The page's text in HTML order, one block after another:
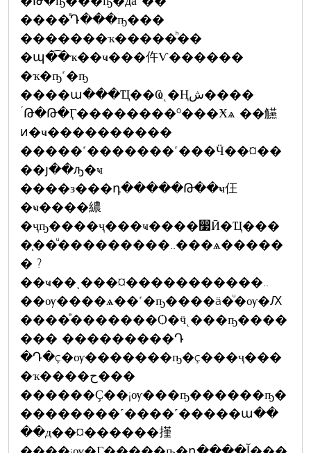
����ͤԴ���ҧ���
�������ҡ�����ͪ��
�պ�͡�ҡ��ҹ���仵Ѵ������
�ҡ�ҧ˹�ҧ
����ա���Ҵ��Ҩͺ�Ңش����
´Թ�Թ�Ӷ��������º���Ӿѧ ��觾
ͷ�ҹ����������
�����˹�������˹���Ӵ��¤��
��յ��ԡ�ҹ
����з���դ�����Թ��ҹ仼
�ҹ����繷
�ҷҧ����ҷ���ҹ����෷Ӣ�Ҵ���
�֧��ͧ���������..���ѧ�����
� ?
��ҹ��ͺ���¤�����������..
��ѹ����ѧ��˹�ҧ����ä�ͧ�ѹ�Ԕ
����ͤ�������Ѻ�ӵͺ���ҧ����
��� ���������Դ
�Դ�ç�ѹ�������ҧ�ç���ҷ���
�ҡ����ح���
������Ҫ��¡ѹ���ҧ������ҧ�
��������˹����˹�����ա��
��д��¤������㨷